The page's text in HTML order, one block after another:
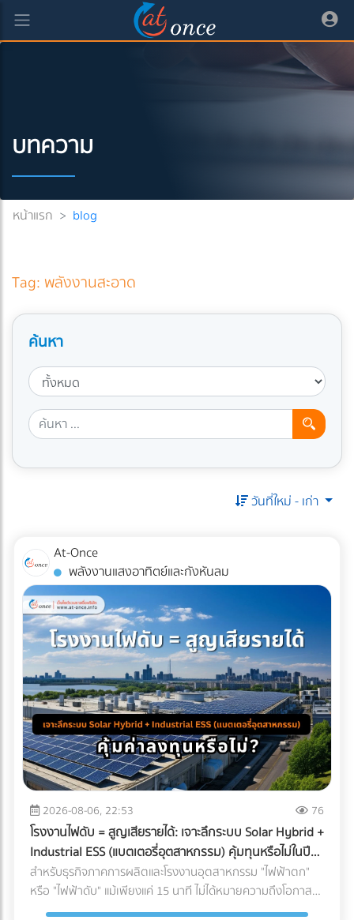
บทความ
หน้าแรก > blog
Tag: พลังงานสะอาด
ค้นหา
วันที่ใหม่ - เก่า
At-Once
พลังงานแสงอาทิตย์และกังหันลม
2026-08-06, 22:53 76
โรงงานไฟดับ = สูญเสียรายได้: เจาะลึกระบบ Solar Hybrid +
Industrial ESS (แบตเตอรี่อุตสาหกรรม) คุ้มทุนหรือไม่ในปี
2026?
สำหรับธุรกิจภาคการผลิตและโรงงานอุตสาหกรรม "ไฟฟ้าตก"
หรือ "ไฟฟ้าดับ" แม้เพียงแค่ 15 นาที ไม่ได้หมายความถึงโอกาสที่
พนักงานได้หยุดพักผ่อนชั่วคราว แต่มันคือวิกฤติที่สร้างความ